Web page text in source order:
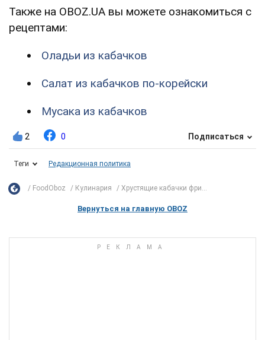
Также на OBOZ.UA вы можете ознакомиться с
рецептами:
Оладьи из кабачков
Салат из кабачков по-корейски
Мусака из кабачков
2 0 Подписаться
Теги Редакционная политика
FoodOboz Кулинария Хрустящие кабачки фри...
Вернуться на главную OBOZ